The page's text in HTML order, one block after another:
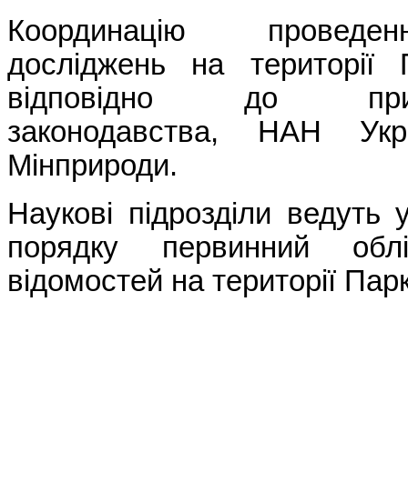
Координацію
досліджень на території
відповідно до
законодавства, НАН
Мінприроди.
Наукові підрозділи
порядку первинний
відомостей на території